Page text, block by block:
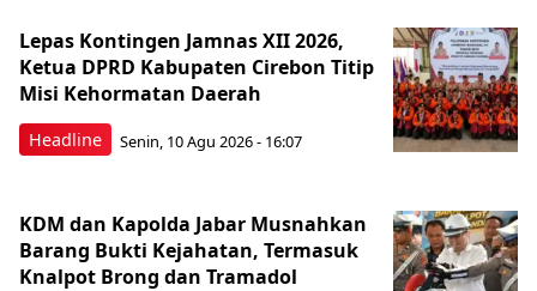
Headline
Lepas Kontingen Jamnas XII 2026,
Ketua DPRD Kabupaten Cirebon Titip
Misi Kehormatan Daerah
Senin, 10 Agu 2026 - 16:07
KDM dan Kapolda Jabar Musnahkan
Barang Bukti Kejahatan, Termasuk
Knalpot Brong dan Tramadol